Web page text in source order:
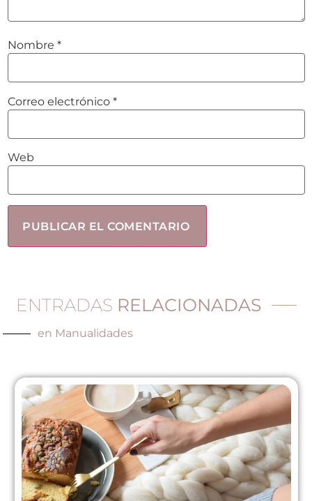
Nombre *
Correo electrónico *
Web
ENTRADAS RELACIONADAS
en Manualidades